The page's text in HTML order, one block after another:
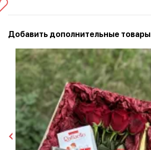
Добавить дополнительные товары